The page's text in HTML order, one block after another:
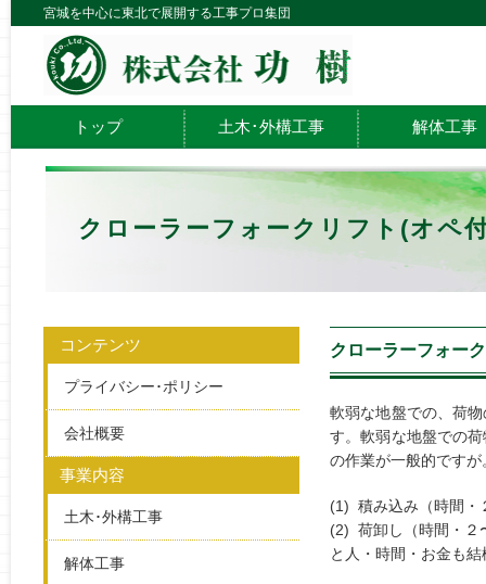
宮城を中心に東北で展開する工事プロ集団
トップ 土木･外構工事 解体工事
クローラーフォークリフト(オペ
クローラーフォー
軟弱な地盤での、荷
す。軟弱な地盤での
の作業が一般的です
(1) 積み込み（時間・
(2) 荷卸し（時間・２
と人・時間・お金も
コンテンツ
プライバシー･ポリシー
会社概要
事業内容
土木･外構工事
解体工事